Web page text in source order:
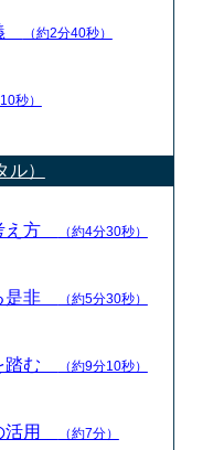
（約2分40秒）
秒）
）
え方 （約4分30秒）
是非 （約5分30秒）
踏む （約9分10秒）
活用 （約7分）